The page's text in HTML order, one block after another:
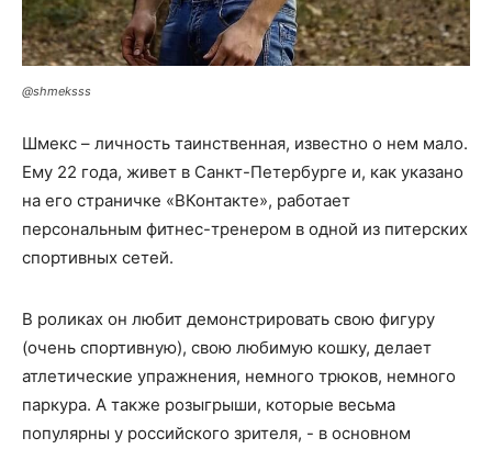
@shmeksss
Шмекс – личность таинственная, известно о нем мало.
Ему 22 года, живет в Санкт-Петербурге и, как указано
на его страничке «ВКонтакте», работает
персональным фитнес-тренером в одной из питерских
спортивных сетей.
В роликах он любит демонстрировать свою фигуру
(очень спортивную), свою любимую кошку, делает
атлетические упражнения, немного трюков, немного
паркура. А также розыгрыши, которые весьма
популярны у российского зрителя, - в основном